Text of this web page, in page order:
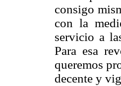
consigo
con la
servicio a
Para esa
queremos
decente y